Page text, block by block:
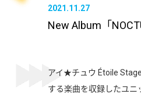
2021.11.27
New Album「
アイ★チュウ Étoile
する楽曲を収録したユニ